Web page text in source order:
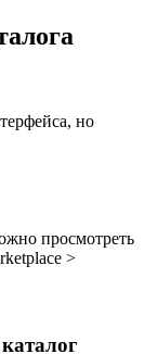
но
просмотреть
>